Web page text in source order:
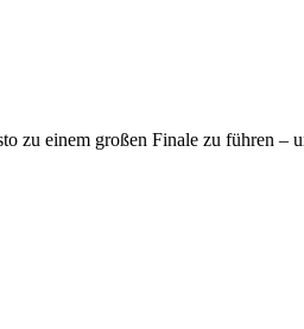
einem großen Finale zu führen –